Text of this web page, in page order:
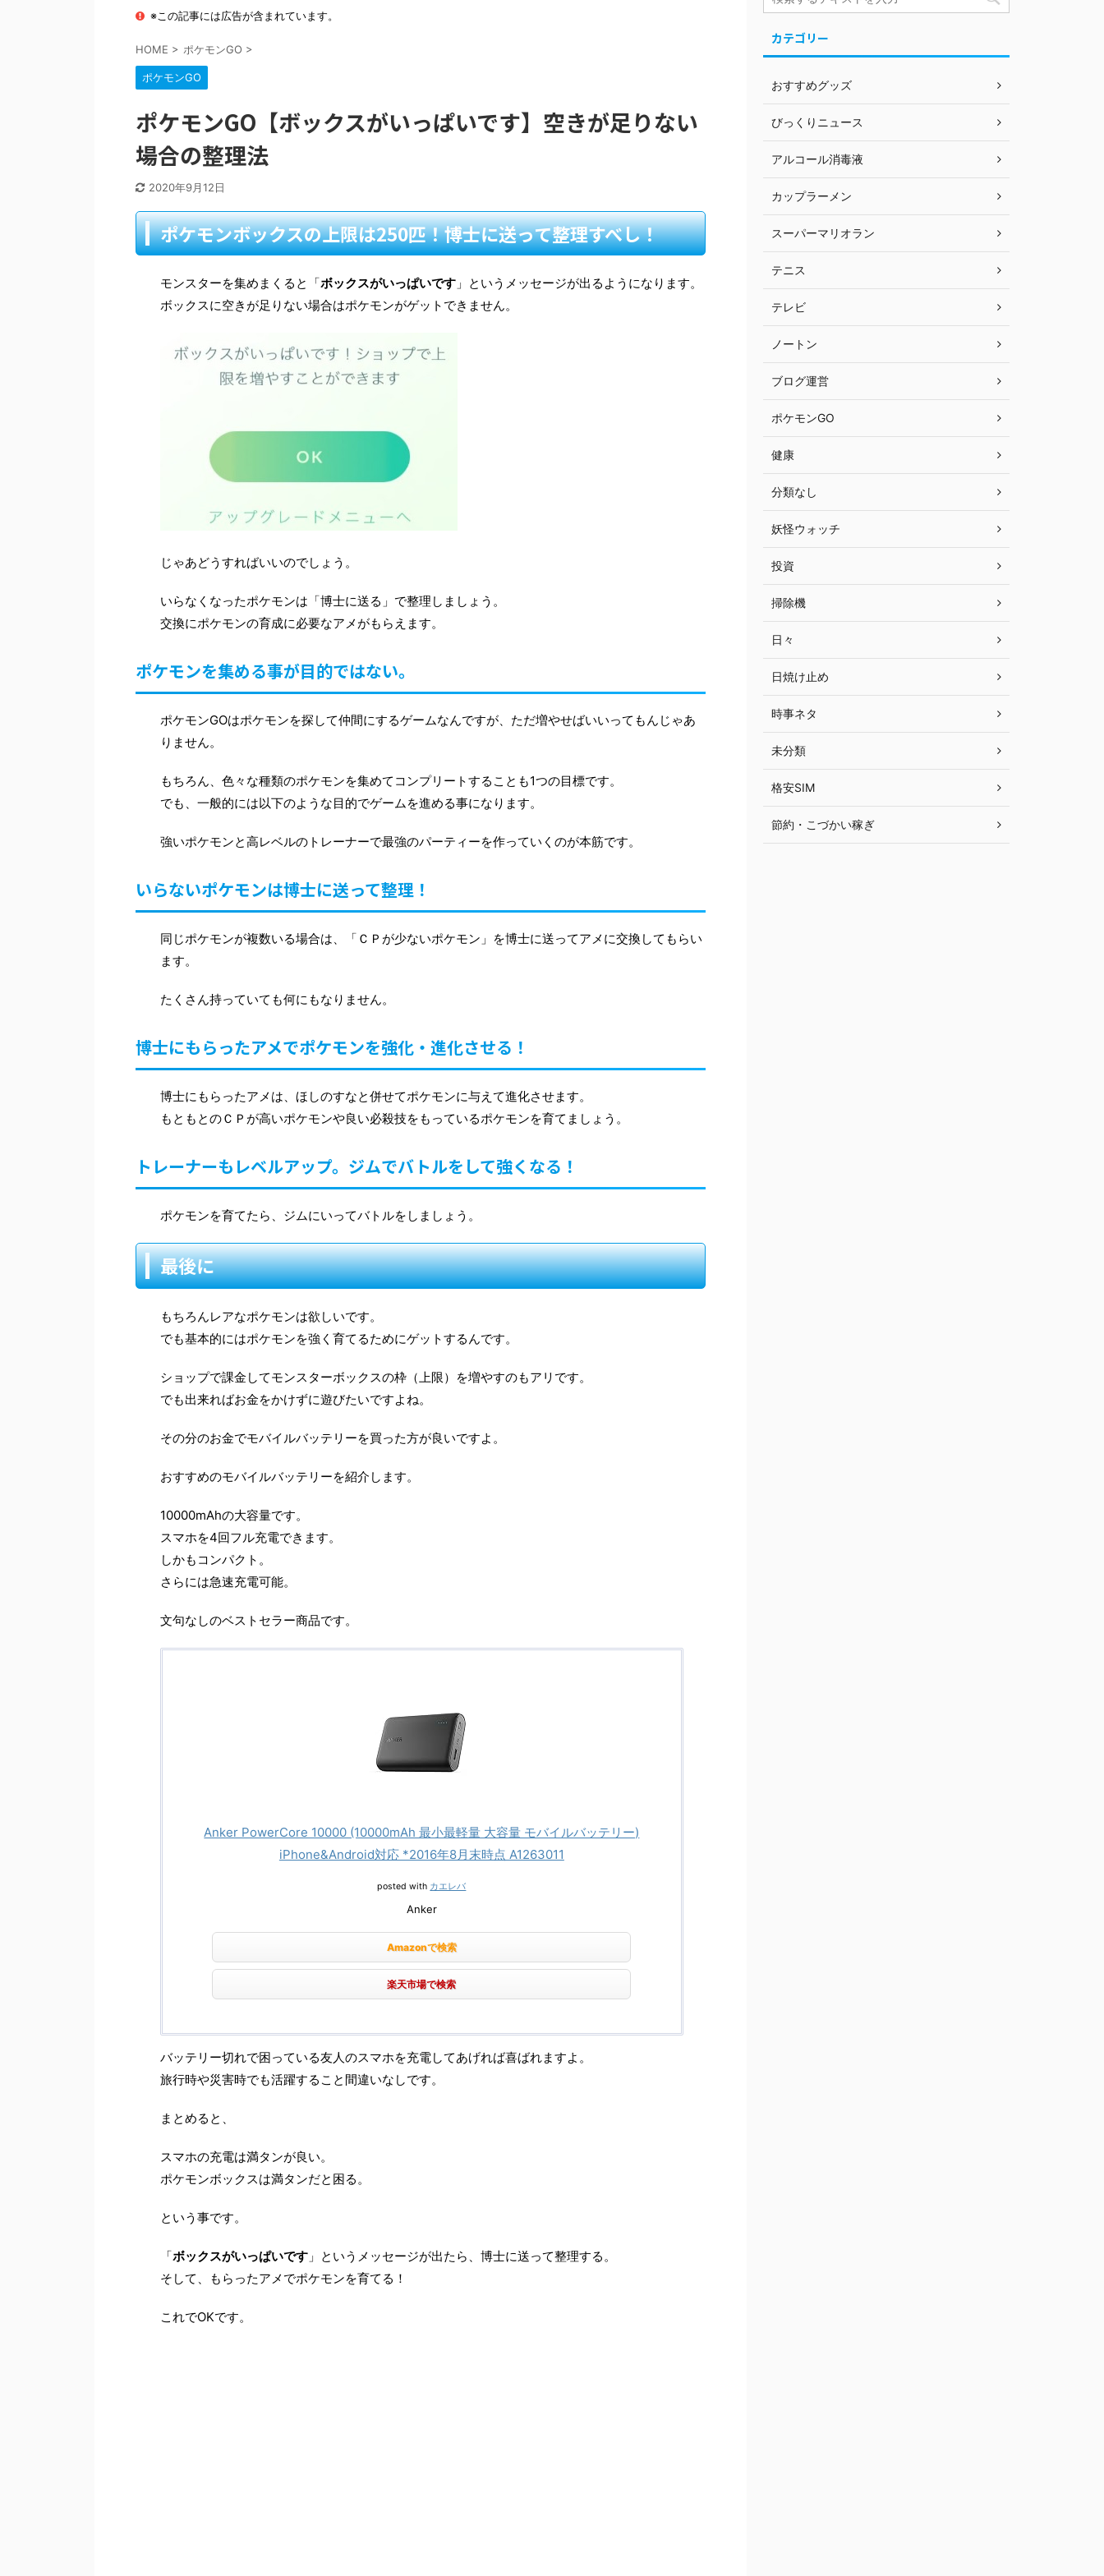
※この記事には広告が含まれています。
HOME > ポケモンGO >
ポケモンGO
ポケモンGO【ボックスがいっぱいです】空きが足りない
場合の整理法
2020年9月12日
ポケモンボックスの上限は250匹！博士に送って整理すべし！
モンスターを集めまくると「ボックスがいっぱいです 」というメッセージが出るようになります。
ボックスに空きが足りない場合はポケモンがゲットできません。
じゃあどうすればいいのでしょう。
いらなくなったポケモンは「博士に送る」で整理しましょう。
交換にポケモンの育成に必要なアメがもらえます。
ポケモンを集める事が目的ではない。
ポケモンGOはポケモンを探して仲間にするゲームなんですが、ただ増やせばいいってもんじゃあ
りません。
もちろん、色々な種類のポケモンを集めてコンプリートすることも1つの目標です。
でも、一般的には以下のような目的でゲームを進める事になります。
強いポケモンと高レベルのトレーナーで最強のパーティーを作っていくのが本筋です。
いらないポケモンは博士に送って整理！
同じポケモンが複数いる場合は、「ＣＰが少ないポケモン」を博士に送ってアメに交換してもらい
ます。
たくさん持っていても何にもなりません。
博士にもらったアメでポケモンを強化・進化させる！
博士にもらったアメは、ほしのすなと併せてポケモンに与えて進化させます。
もともとのＣＰが高いポケモンや良い必殺技をもっているポケモンを育てましょう。
トレーナーもレベルアップ。ジムでバトルをして強くなる！
ポケモンを育てたら、ジムにいってバトルをしましょう。
最後に
もちろんレアなポケモンは欲しいです。
でも基本的にはポケモンを強く育てるためにゲットするんです。
ショップで課金してモンスターボックスの枠（上限）を増やすのもアリです。
でも出来ればお金をかけずに遊びたいですよね。
その分のお金でモバイルバッテリーを買った方が良いですよ。
おすすめのモバイルバッテリーを紹介します。
10000mAhの大容量です。
スマホを4回フル充電できます。
しかもコンパクト。
さらには急速充電可能。
文句なしのベストセラー商品です。
Anker PowerCore 10000 (10000mAh 最小最軽量 大容量 モバイルバッテリー)
iPhone&Android対応 *2016年8月末時点 A1263011
posted with カエレバ
Anker
Amazonで検索
楽天市場で検索
バッテリー切れで困っている友人のスマホを充電してあげれば喜ばれますよ。
旅行時や災害時でも活躍すること間違いなしです。
まとめると、
スマホの充電は満タンが良い。
ポケモンボックスは満タンだと困る。
という事です。
「ボックスがいっぱいです 」というメッセージが出たら、博士に送って整理する。
そして、もらったアメでポケモンを育てる！
これでOKです。
カテゴリー
おすすめグッズ
びっくりニュース
アルコール消毒液
カップラーメン
スーパーマリオラン
テニス
テレビ
ノートン
ブログ運営
ポケモンGO
健康
分類なし
妖怪ウォッチ
投資
掃除機
日々
日焼け止め
時事ネタ
未分類
格安SIM
節約・こづかい稼ぎ